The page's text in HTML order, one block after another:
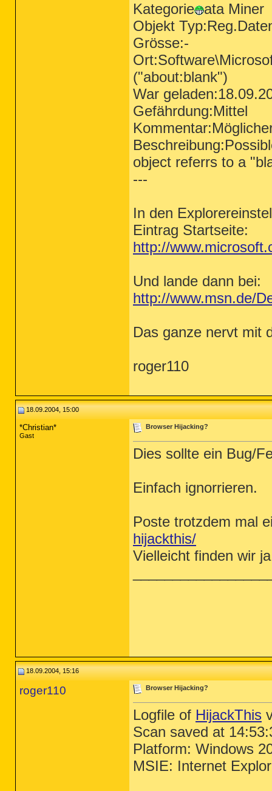
Kategorie
ata Miner
Objekt
Grösse:-
("about:blank")
War
Gefährdung:Mittel
object referrs to a
---
In den
Eintrag Startseite:
http://
Und lande dann bei:
http://www.msn.de/
Das ganze nervt mit
roger110
18.09.2004, 15:00
*Christian*
Gast
Browser Hijacking?
Dies sollte ein Bug/
Einfach ignorrieren.
Poste trotzdem mal
hijackthis/
Vielleicht finden wir
18.09.2004, 15:16
roger110 Browser Hijacking?
Logfile of HijackThis
Scan saved at
Platform: Windows
MSIE: Internet